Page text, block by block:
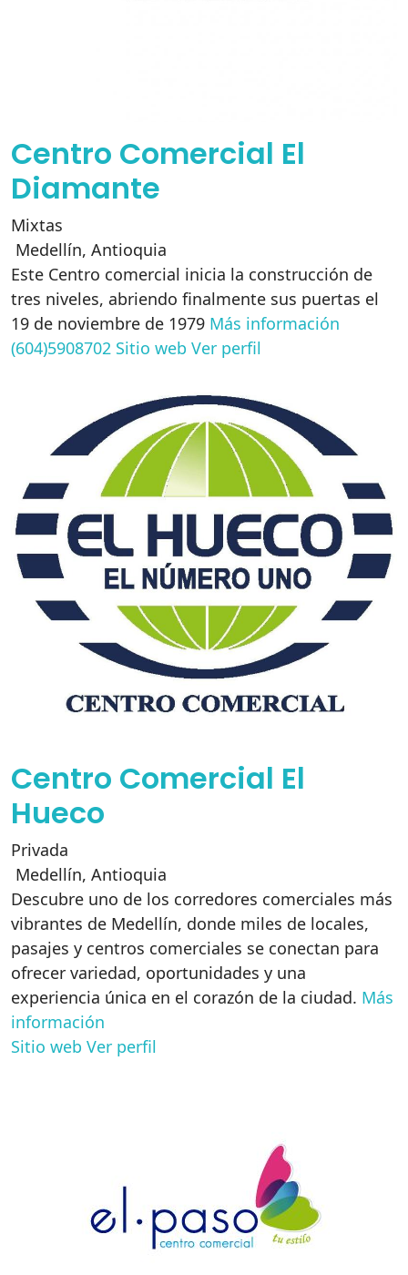
Centro Comercial El
Diamante
Mixtas
Medellín, Antioquia
Este Centro comercial inicia la construcción de
tres niveles, abriendo finalmente sus puertas el
19 de noviembre de 1979 Más información
(604)5908702 Sitio web Ver perfil
Centro Comercial El
Hueco
Privada
Medellín, Antioquia
Descubre uno de los corredores comerciales más
vibrantes de Medellín, donde miles de locales,
pasajes y centros comerciales se conectan para
ofrecer variedad, oportunidades y una
experiencia única en el corazón de la ciudad. Más
información
Sitio web Ver perfil